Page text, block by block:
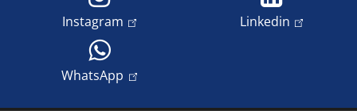
Instagram Linkedin
WhatsApp